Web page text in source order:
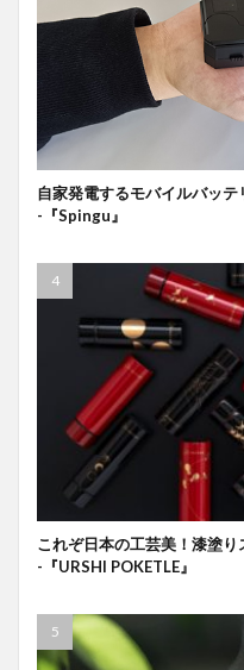
自家発電するモバイルバッテ
-『Spingu』
これぞ日本の工芸美！漆塗
-『URSHI POKETLE』